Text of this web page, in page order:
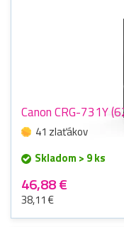
Canon CRG-731Y
41 zlaťákov
Skladom > 9 ks
46,88 €
38,11 €